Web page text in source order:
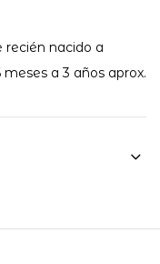
recién nacido a
a 3 años aprox.